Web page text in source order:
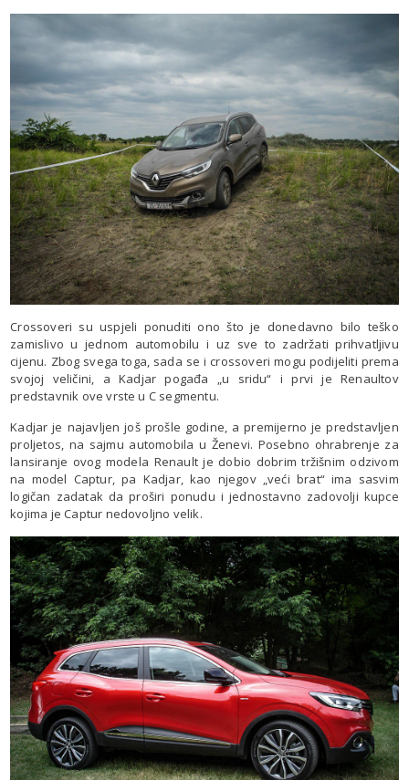
Crossoveri su uspjeli ponuditi ono što je donedavno bilo teško
zamislivo u jednom automobilu i uz sve to zadržati prihvatljivu
cijenu. Zbog svega toga, sada se i crossoveri mogu podijeliti prema
svojoj veličini, a Kadjar pogađa „u sridu“ i prvi je Renaultov
predstavnik ove vrste u C segmentu.
Kadjar je najavljen još prošle godine, a premijerno je predstavljen
proljetos, na sajmu automobila u Ženevi. Posebno ohrabrenje za
lansiranje ovog modela Renault je dobio dobrim tržišnim odzivom
na model Captur, pa Kadjar, kao njegov „veći brat“ ima sasvim
logičan zadatak da proširi ponudu i jednostavno zadovolji kupce
kojima je Captur nedovoljno velik.